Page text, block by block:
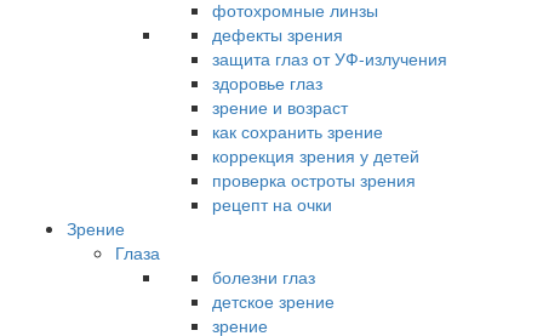
фотохромные линзы
дефекты зрения
защита глаз от УФ-излучения
здоровье глаз
зрение и возраст
как сохранить зрение
коррекция зрения у детей
проверка остроты зрения
рецепт на очки
Зрение
Глаза
болезни глаз
детское зрение
зрение